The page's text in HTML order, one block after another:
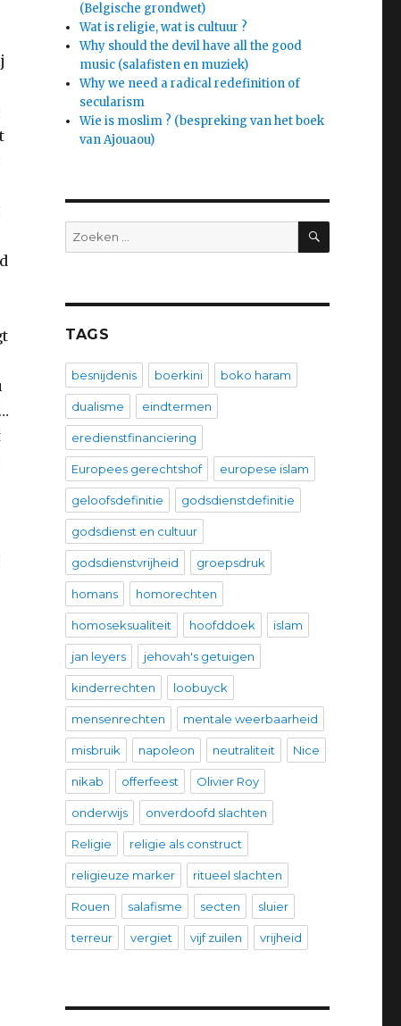
(Belgische grondwet)
Wat is religie, wat is cultuur ?
Why should the devil have all the good
music (salafisten en muziek)
Why we need a radical redefinition of
secularism
Wie is moslim ? (bespreking van het boek
van Ajouaou)
Zoeken
naar:
ZOEKEN
TAGS
besnijdenis boerkini boko haram
dualisme eindtermen
eredienstfinanciering
Europees gerechtshof europese islam
geloofsdefinitie godsdienstdefinitie
godsdienst en cultuur
godsdienstvrijheid groepsdruk
homans homorechten
homoseksualiteit hoofddoek islam
jan leyers jehovah's getuigen
kinderrechten loobuyck
mensenrechten mentale weerbaarheid
misbruik napoleon neutraliteit Nice
nikab offerfeest Olivier Roy
onderwijs onverdoofd slachten
Religie religie als construct
religieuze marker ritueel slachten
Rouen salafisme secten sluier
terreur vergiet vijf zuilen vrijheid